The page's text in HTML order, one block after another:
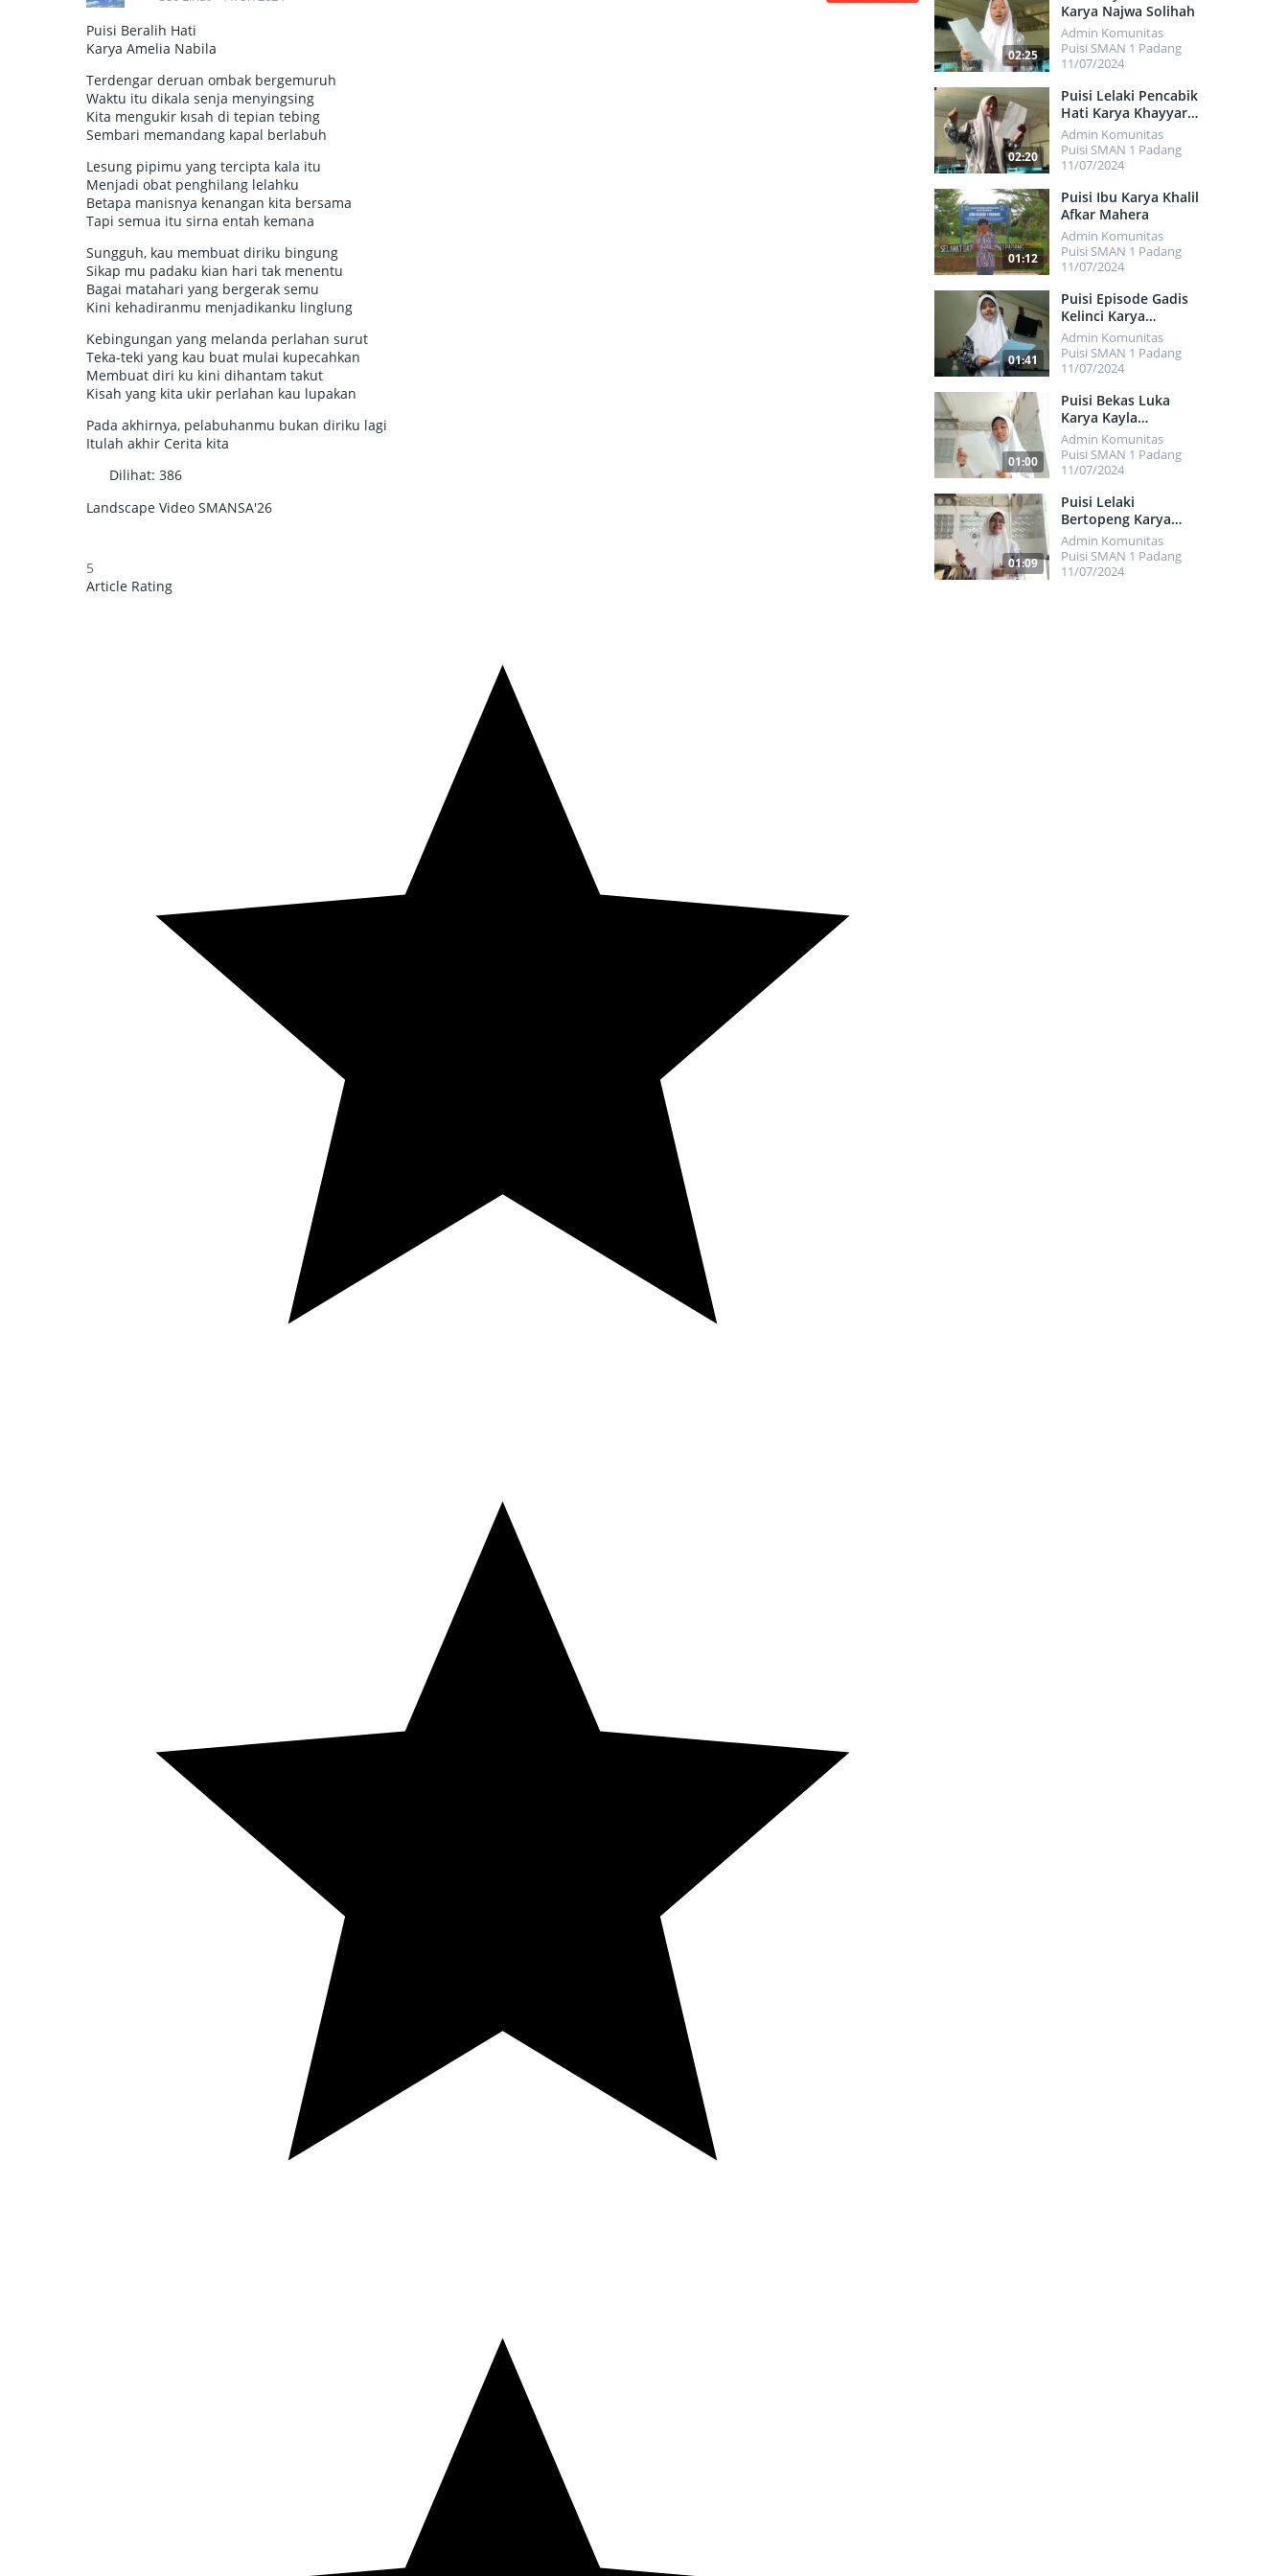
Puisi Beralih Hati
Karya Amelia Nabila
Terdengar deruan ombak bergemuruh
Waktu itu dikala senja menyingsing
Kita mengukir kısah di tepian tebing
Sembari memandang kapal berlabuh
Lesung pipimu yang tercipta kala itu
Menjadi obat penghilang lelahku
Betapa manisnya kenangan kita bersama
Tapi semua itu sirna entah kemana
Sungguh, kau membuat diriku bingung
Sikap mu padaku kian hari tak menentu
Bagai matahari yang bergerak semu
Kini kehadiranmu menjadikanku linglung
Kebingungan yang melanda perlahan surut
Teka-teki yang kau buat mulai kupecahkan
Membuat diri ku kini dihantam takut
Kisah yang kita ukir perlahan kau lupakan
Pada akhirnya, pelabuhanmu bukan diriku lagi
Itulah akhir Cerita kita
Dilihat: 386
Landscape Video SMANSA'26
5
Article Rating
438
02:25
Karya Najwa Solihah
Admin Komunitas
Puisi SMAN 1 Padang
11/07/2024
387
02:20
Puisi Lelaki Pencabik
Hati Karya Khayyara
Faliqa Zahwa
Admin Komunitas
Puisi SMAN 1 Padang
11/07/2024
461
01:12
Puisi Ibu Karya Khalil
Afkar Mahera
Admin Komunitas
Puisi SMAN 1 Padang
11/07/2024
403
01:41
Puisi Episode Gadis
Kelinci Karya
Khadijah Chelsea
Admin Komunitas
Puisi SMAN 1 Padang
11/07/2024
409
01:00
Puisi Bekas Luka
Karya Kayla
Pryananda
Admin Komunitas
Puisi SMAN 1 Padang
11/07/2024
01:09
Puisi Lelaki
Bertopeng Karya
Hasnah Kamila
Maulikha
Admin Komunitas
Puisi SMAN 1 Padang
11/07/2024